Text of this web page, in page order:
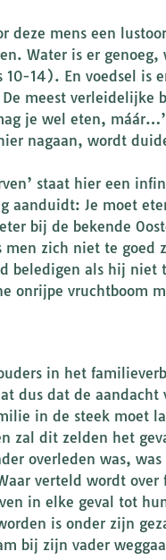
deze mens een
Water is er
14). En voedsel is
meest verleidelijke
je wel eten, máár…’
nagaan, wordt
staat hier een
aanduidt: Je moet
bij de bekende
zich niet te goed
beledigen als hij
onrijpe vruchtboom
in het
dus dat de aandacht
in de steek moet
zal dit zelden het
overleden was,
verteld wordt
in elke geval tot
is onder zijn
bij zijn vader